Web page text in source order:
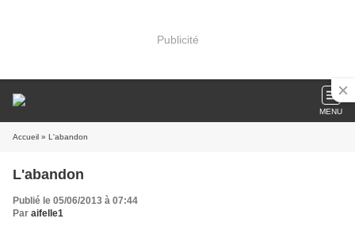
Publicité
MENU
Accueil » L'abandon
L'abandon
Publié le 05/06/2013 à 07:44
Par aifelle1